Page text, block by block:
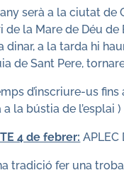
serà a la ciutat de
de la Mare de Déu
dinar, a la tarda hi
de Sant Pere,
d’inscriure-us
la bústia de l’esplai )
4 de febrer: APLEC
tradició fer una